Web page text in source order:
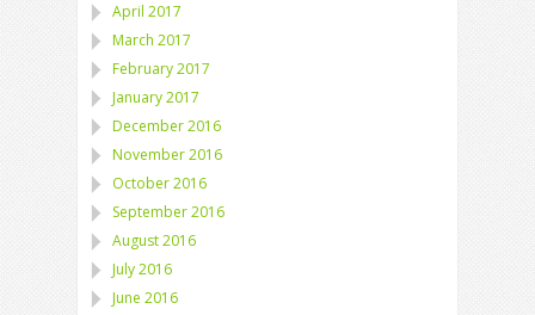
April 2017
March 2017
February 2017
January 2017
December 2016
November 2016
October 2016
September 2016
August 2016
July 2016
June 2016